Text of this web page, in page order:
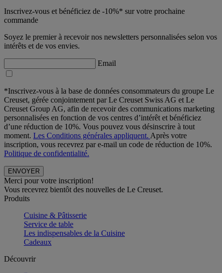
Inscrivez-vous et bénéficiez de -10%* sur votre prochaine
commande
Soyez le premier à recevoir nos newsletters personnalisées selon vos
intérêts et de vos envies.
Email
*Inscrivez-vous à la base de données consommateurs du groupe Le
Creuset, gérée conjointement par Le Creuset Swiss AG et Le
Creuset Group AG, afin de recevoir des communications marketing
personnalisées en fonction de vos centres d’intérêt et bénéficiez
d’une réduction de 10%. Vous pouvez vous désinscrire à tout
moment. Les Conditions générales appliquent. Après votre
inscription, vous recevrez par e-mail un code de réduction de 10%.
Politique de confidentialité.
Merci pour votre inscription!
Vous recevrez bientôt des nouvelles de Le Creuset.
Produits
Cuisine & Pâtisserie
Service de table
Les indispensables de la Cuisine
Cadeaux
Découvrir